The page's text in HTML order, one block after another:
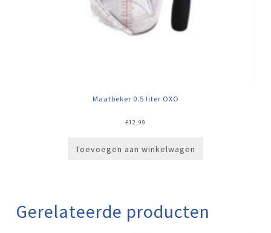
Maatbeker 0.5 liter OXO
€12,99
Toevoegen aan winkelwagen
Gerelateerde producten